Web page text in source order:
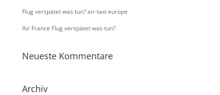
Flug verspätet was tun? air-taxi europe
Air France Flug verspätet was tun?
Neueste Kommentare
Archiv